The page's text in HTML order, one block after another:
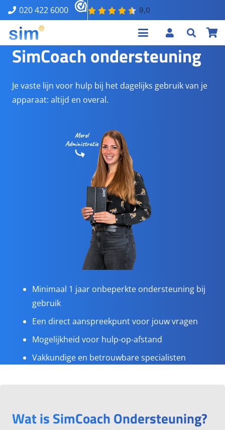
020 422 6000
SimCoach ondersteuning
Je vaste lijn voor hulp bij het dagelijks gebruik van je
apparaat: altijd en overal.
Minimaal 1 jaar onbeperkte ondersteuning bij
gebruik
Een direct aanspreekpunt voor jouw vragen
Mogelijkheid voor hulp-op-afstand
Vakkundige en betrouwbare specialisten
Wat is SimCoach Ondersteuning?